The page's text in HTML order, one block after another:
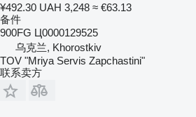
¥492.30 UAH 3,248 ≈ €63.13
备件
900FG Ц0000129525
乌克兰, Khorostkiv
TOV "Mriya Servis Zapchastini"
联系卖方